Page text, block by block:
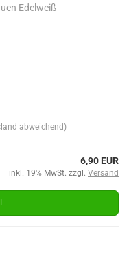
abweichend)
6,90 EUR
inkl. 19% MwSt. zzgl. Versand